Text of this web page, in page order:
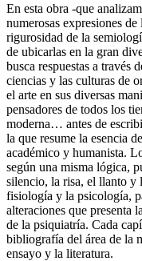
En esta obra -que
numerosas expresiones
rigurosidad de la
de ubicarlas en la gran
busca respuestas a través
ciencias y las culturas de
el arte en sus diversas
pensadores de todos los
moderna… antes de
la que resume la esencia
académico y humanista.
según una misma lógica,
silencio, la risa, el llanto y
fisiología y la psicología,
alteraciones que presenta
de la psiquiatría. Cada
bibliografía del área de la
ensayo y la literatura.